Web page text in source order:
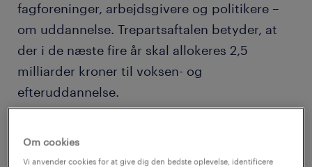
fagforeninger, arbejdsgivere og politikere –
om uddannelse. Trepartsaftalen betyder, at
der i de næste fire år skal allokeres 2,5
milliarder kroner til voksen- og
efteruddannelse.
»Den hastige teknologiske udvikling
sætter sine tydelige spor på de
Om cookies
Vi anvender cookies for at give dig den bedste oplevelse, identificere